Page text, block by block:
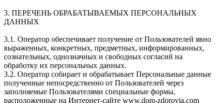
3. ПЕРЕЧЕНЬ ОБРАБАТЫВАЕМЫХ ПЕРСОНАЛЬНЫХ
ДАННЫХ
3.1. Оператор обеспечивает получение от Пользователей явно
выраженных, конкретных, предметных, информированных,
сознательных, однозначных и свободных согласий на
обработку их персональных данных.
3.2. Оператор собирает и обрабатывает Персональные данные
полученные непосредственно от Пользователей через
заполняемые Пользователями специальные формы,
расположенные на Интернет-сайте www.dom-zdorovia.com